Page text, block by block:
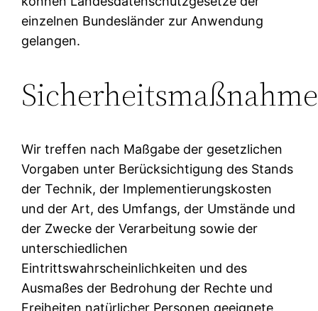
einzelnen Bundesländer zur Anwendung
gelangen.
Wir treffen nach Maßgabe der gesetzlichen
Vorgaben unter Berücksichtigung des Stands
der Technik, der Implementierungskosten
und der Art, des Umfangs, der Umstände und
der Zwecke der Verarbeitung sowie der
unterschiedlichen
Eintrittswahrscheinlichkeiten und des
Ausmaßes der Bedrohung der Rechte und
Freiheiten natürlicher Personen geeignete